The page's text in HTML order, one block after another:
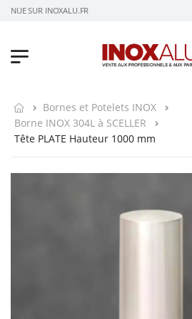
SUR INOXALU.FR
Bornes et Potelets INOX
Borne INOX 304L à SCELLER
Tête PLATE Hauteur 1000 mm